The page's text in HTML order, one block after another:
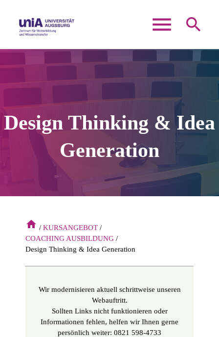
menu search
Design Thinking & Idea
Generation
home
KURSANGEBOT
COACHING AUSBILDUNG
Design Thinking & Idea Generation
Wir modernisieren aktuell schrittweise unseren
Webauftritt.
Sollten Links nicht funktionieren oder
Informationen fehlen, helfen wir Ihnen gerne
persönlich weiter: 0821 598-4733